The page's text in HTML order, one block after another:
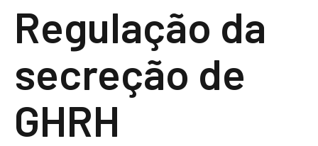
Regulação da
secreção de
GHRH